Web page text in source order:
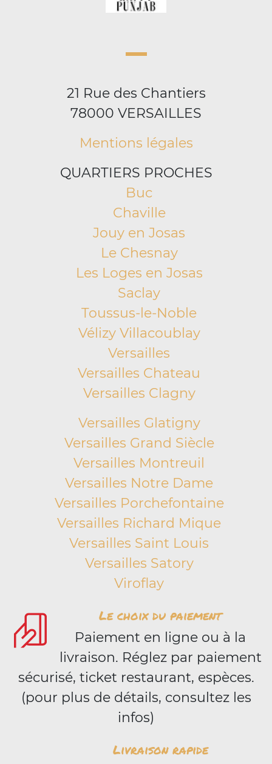
21 Rue des Chantiers
78000 VERSAILLES
Mentions légales
QUARTIERS PROCHES
Buc
Chaville
Jouy en Josas
Le Chesnay
Les Loges en Josas
Saclay
Toussus-le-Noble
Vélizy Villacoublay
Versailles
Versailles Chateau
Versailles Clagny
Versailles Glatigny
Versailles Grand Siècle
Versailles Montreuil
Versailles Notre Dame
Versailles Porchefontaine
Versailles Richard Mique
Versailles Saint Louis
Versailles Satory
Viroflay
Le choix du paiement
Paiement en ligne ou à la
livraison. Réglez par paiement
sécurisé, ticket restaurant, espèces.
(pour plus de détails, consultez les
infos)
Livraison rapide